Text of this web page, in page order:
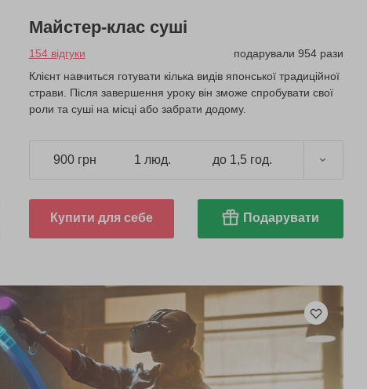
Майстер-клас суші
154 відгуки
подарували 954 рази
Клієнт навчиться готувати кілька видів японської традиційної
страви. Після завершення уроку він зможе спробувати свої
роли та суші на місці або забрати додому.
900 грн 1 люд. до 1,5 год.
Купити для себе Подарувати